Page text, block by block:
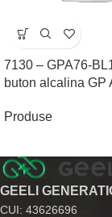
7130 – GPA76-
buton alcalina GP
Produse
GEELI
CUI: 43626696